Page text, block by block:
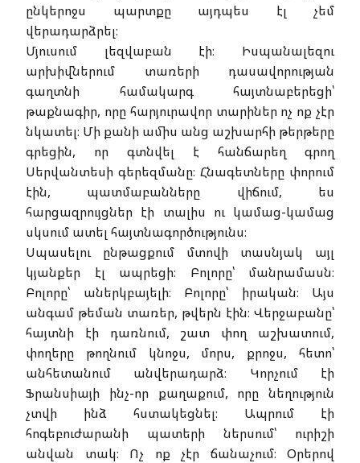
ընկերոջս պարտքը այդպես էլ չեմ
վերադարձրել։
Մյուսում լեզվաբան էի։ Իսպանալեզու
արխիվներում տառերի դասավորության
գաղտնի համակարգ հայտնաբերեցի՝
թաքնագիր, որը հարյուրավոր տարիներ ոչ ոք չէր
նկատել։ Մի քանի ամիս անց աշխարհի թերթերը
գրեցին, որ գտնվել է հանճարեղ գրող
Սերվանտեսի գերեզմանը։ Հնագետները փորում
էին, պատմաբանները վիճում, ես
հարցազրույցներ էի տալիս ու կամաց-կամաց
սկսում ատել հայտնագործությունս։
Սպասելու ընթացքում մտովի տասնյակ այլ
կյանքեր էլ ապրեցի։ Բոլորը՝ մանրամասն։
Բոլորը՝ աներկբայելի։ Բոլորը՝ իրական։ Այս
անգամ թեման տառեր, թվերն էին։ Վերջաբանը՝
հայտնի էի դառնում, շատ փող աշխատում,
փողերը թողնում կնոջս, մորս, քրոջս, հետո՝
անհետանում անվերադարձ։ Կորչում էի
Ֆրանսիայի ինչ-որ քաղաքում, որը նեղություն
չտվի ինձ հստակեցնել։ Ապրում էի
հոգեբուժարանի պատերի ներսում՝ ուրիշի
անվան տակ։ Ոչ ոք չէր ճանաչում։ Օրերով